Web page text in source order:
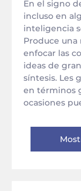
En el signo
incluso en
inteligencia
Produce
enfocar las
ideas de
síntesis. Les
en términos
ocasiones